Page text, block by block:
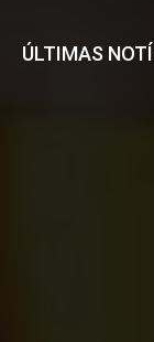
ÚLTIMAS